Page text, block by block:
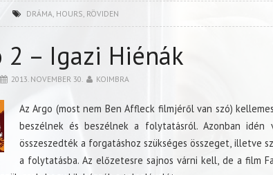
DRÁMA, HOURS, RÖVIDEN
2 – Igazi Hiénák
2013. NOVEMBER 30. KOIMBRA
Az Argo (most nem Ben Affleck filmjéről van szó)
beszélnek és beszélnek a folytatásról. Azonban idén
összeszedték a forgatáshoz szükséges összeget, illetve
a folytatásba. Az előzetesre sajnos várni kell, de a film